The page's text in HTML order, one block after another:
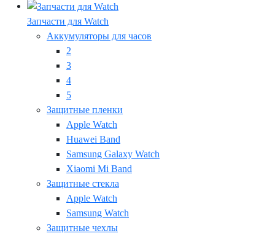
Запчасти для Watch
Аккумуляторы для часов
2
3
4
5
Защитные пленки
Apple Watch
Huawei Band
Samsung Galaxy Watch
Xiaomi Mi Band
Защитные стекла
Apple Watch
Samsung Watch
Защитные чехлы